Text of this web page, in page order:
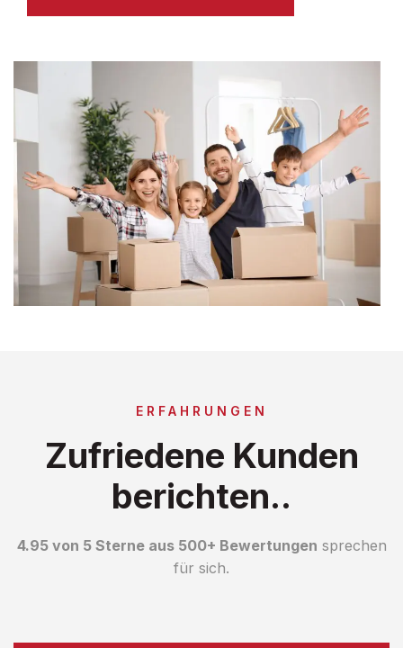
ERFAHRUNGEN
Zufriedene Kunden
berichten..
4.95 von 5 Sterne aus 500+ Bewertungen sprechen
für sich.